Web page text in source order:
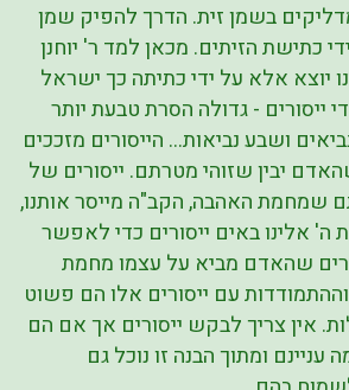
בשמן זית. הדרך להפיק שמן
כתישת הזיתים. מכאן למד ר' יוחנן
אלא על ידי כתיתה כך ישראל
ייסורים - גדולה הסרת טבעת יותר
ושבע נביאות... הייסורים מזככים
יבין שזוהי מטרתם. ייסורים של
שמחמת האהבה, הקב"ה מייסר אותנו,
אלינו באים ייסורים כדי לאפשר
שהאדם מביא על עצמו מחמת
עם ייסורים אלו הם פשוט
אין צריך לבקש ייסורים אך אם הם
עניינם ומתוך הבנה זו נוכל גם